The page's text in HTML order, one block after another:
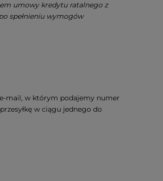
umowy kredytu ratalnego z
spełnieniu wymogów
e-mail, w którym podajemy numer
w ciągu jednego do